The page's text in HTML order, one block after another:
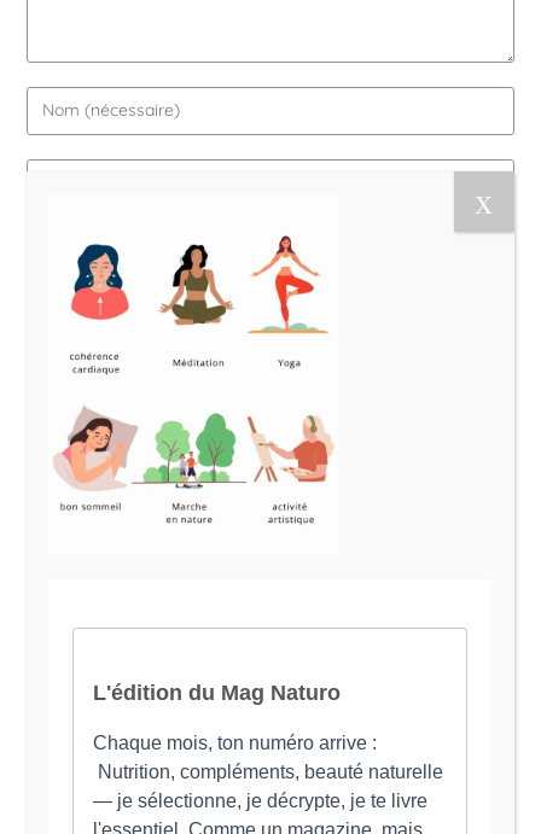
Le Magazine Naturo
Je suis Evy, Naturopathe spécialisée dans
l’accompagnement des femmes en préménopause et
ménopause